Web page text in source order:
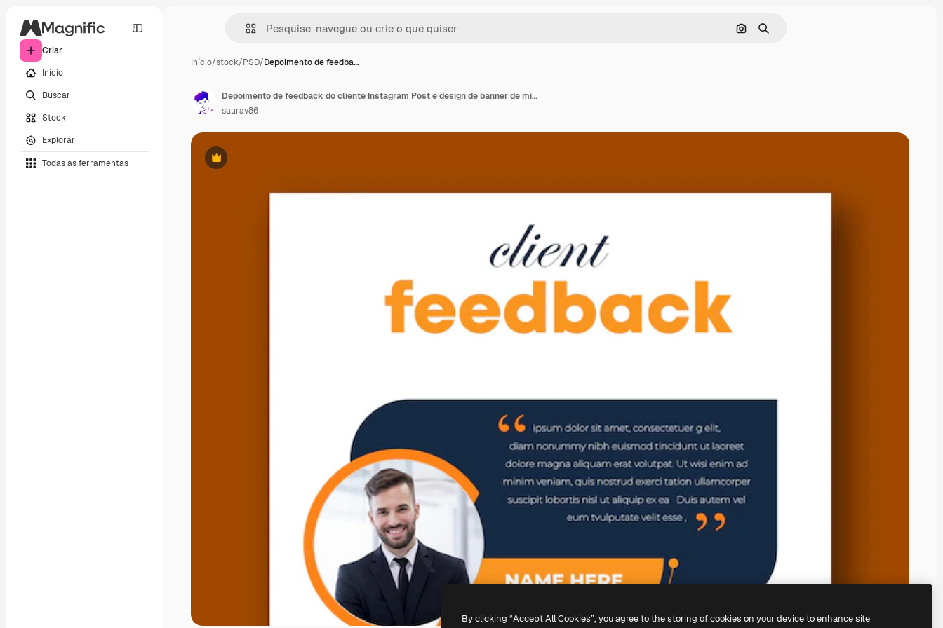
Criar
Início
Buscar
Stock
Explorar
Todas as ferramentas
Pesquisar por imagem
Buscar
Início/stock/PSD/Depoimento de feedba…
Premium
Depoimento de feedback do cliente Instagram Post e design de banner de mídia social ou folheto quadrado
saurav86
By clicking “Accept All Cookies”, you agree to the storing of cookies on your device to enhance site